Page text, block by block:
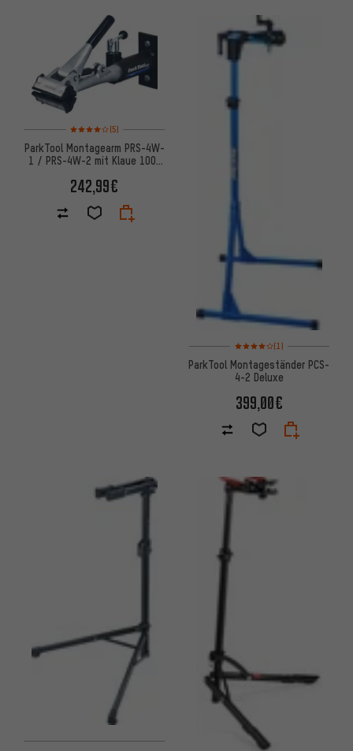
Bewertungen: 4 von 5 basierend auf 5 Bewertungen
(5)
ParkTool Montagearm PRS-4W-
1 / PRS-4W-2 mit Klaue 100-
242,99€
Bewertungen: 4 von 5
(1)
ParkTool Montageständer PCS-
4-2 Deluxe
399,00€